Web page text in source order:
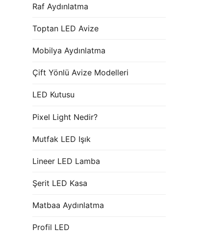
Raf Aydınlatma
Toptan LED Avize
Mobilya Aydınlatma
Çift Yönlü Avize Modelleri
LED Kutusu
Pixel Light Nedir?
Mutfak LED Işık
Lineer LED Lamba
Şerit LED Kasa
Matbaa Aydınlatma
Profil LED